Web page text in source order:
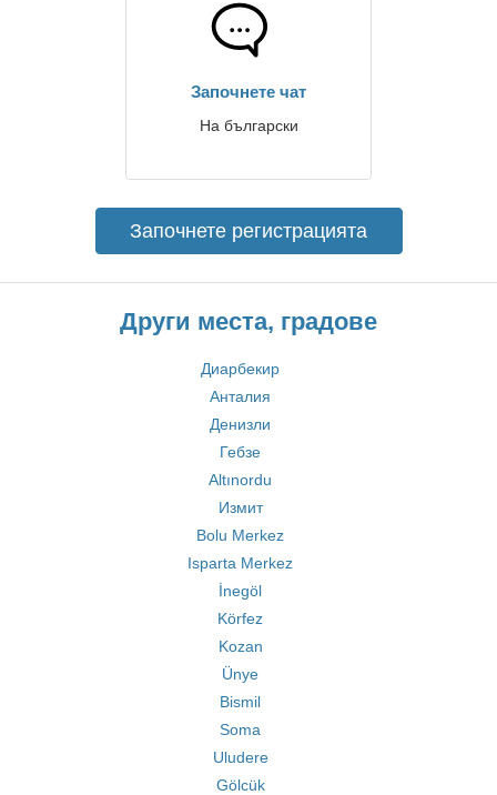
Започнете чат
На български
Започнете регистрацията
Други места, градове
Диарбекир
Анталия
Денизли
Гебзе
Altınordu
Измит
Bolu Merkez
Isparta Merkez
İnegöl
Körfez
Kozan
Ünye
Bismil
Soma
Uludere
Gölcük